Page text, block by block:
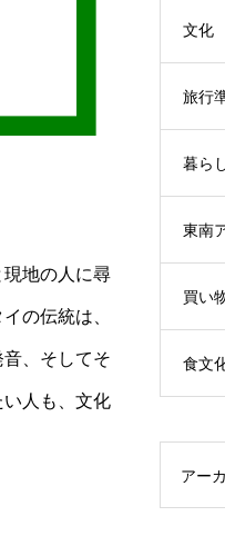
地の人に尋
の伝統は、
、そしてそ
人も、文化
文化
旅行
暮ら
東南
買い
食文
アー